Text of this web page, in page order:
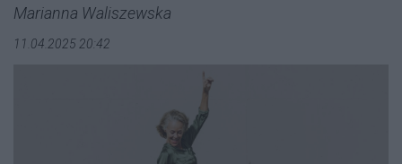
Marianna Waliszewska
11.04.2025 20:42